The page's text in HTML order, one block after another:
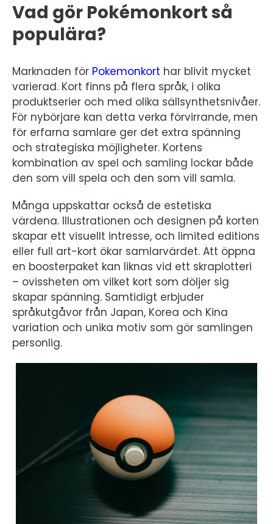
Vad gör Pokémonkort så
populära?
Marknaden för Pokemonkort har blivit mycket
varierad. Kort finns på flera språk, i olika
produktserier och med olika sällsynthetsnivåer.
För nybörjare kan detta verka förvirrande, men
för erfarna samlare ger det extra spänning
och strategiska möjligheter. Kortens
kombination av spel och samling lockar både
den som vill spela och den som vill samla.
Många uppskattar också de estetiska
värdena. Illustrationen och designen på korten
skapar ett visuellt intresse, och limited editions
eller full art-kort ökar samlarvärdet. Att öppna
en boosterpaket kan liknas vid ett skraplotteri
– ovissheten om vilket kort som döljer sig
skapar spänning. Samtidigt erbjuder
språkutgåvor från Japan, Korea och Kina
variation och unika motiv som gör samlingen
personlig.